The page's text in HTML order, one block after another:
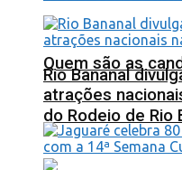
Quem são as
do Rodeio de Rio
Rio Bananal
atrações